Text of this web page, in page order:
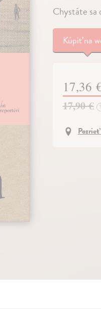
Chystáte sa
Kúpiťna
17,36
17,90 €